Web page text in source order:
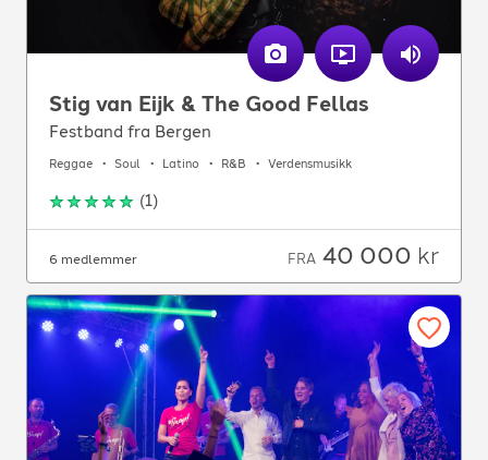
Stig van Eijk & The Good Fellas
Festband fra Bergen
Reggae Soul Latino R&B Verdensmusikk
(1)
6 medlemmer FRA 40 000 kr